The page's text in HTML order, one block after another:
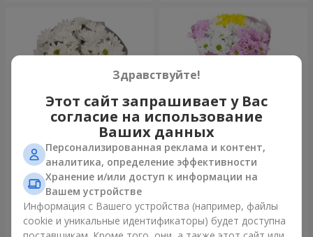
Букет "Киото" из 5 белых
хризантем
1 066 грн
Заказать
Букет "Времена года"
Заказать
Здравствуйте!
Этот сайт запрашивает у Вас
согласие на использование
Ваших данных
Персонализированная реклама и контент,
аналитика, определение эффективности
Хранение и/или доступ к информации на
Вашем устройстве
Информация с Вашего устройства (например, файлы
cookie и уникальные идентификаторы) будет доступна